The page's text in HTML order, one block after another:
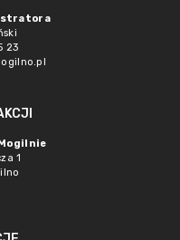
23
1